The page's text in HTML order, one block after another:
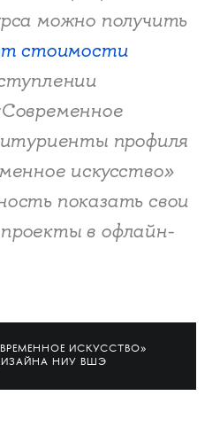
можно получить
стоимости
профиля
искусство»
показать свои
в офлайн-
ИСКУССТВО»
НИУ ВШЭ